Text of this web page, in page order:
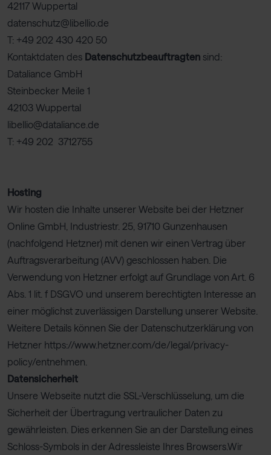
42117 Wuppertal
datenschutz@libellio.de
T: +49 202 430 420 50
Kontaktdaten des Datenschutzbeauftragten sind:
Dataliance GmbH
Steinbecker Meile 1
42103 Wuppertal
libellio@dataliance.de
T: +49 202 3712755
Hosting
Wir hosten die Inhalte unserer Website bei der Hetzner
Online GmbH, Industriestr. 25, 91710 Gunzenhausen
(nachfolgend Hetzner) mit denen wir einen Vertrag über
Auftragsverarbeitung (AVV) geschlossen haben. Die
Verwendung von Hetzner erfolgt auf Grundlage von Art. 6
Abs. 1 lit. f DSGVO und unserem berechtigten Interesse an
einer möglichst zuverlässigen Darstellung unserer Website.
Weitere Details können Sie der Datenschutzerklärung von
Hetzner https://www.hetzner.com/de/legal/privacy-
policy/entnehmen.
Datensicherheit
Unsere Webseite nutzt die SSL-Verschlüsselung, um die
Sicherheit der Übertragung vertraulicher Daten zu
gewährleisten. Dies erkennen Sie an der Darstellung eines
Schloss-Symbols in der Adressleiste Ihres Browsers.Wir